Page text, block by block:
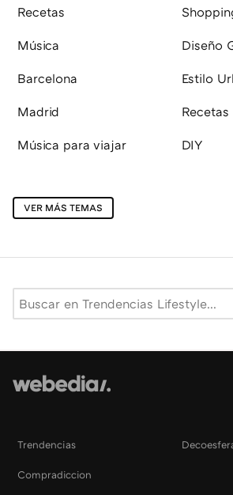
Recetas
Música Diseño
Barcelona Estilo
Madrid
Música para viajar DIY
VER MÁS TEMAS
Trendencias
Compradiccion